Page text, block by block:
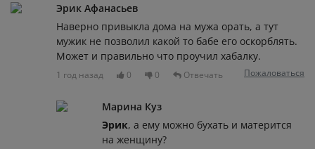
Эрик Афанасьев
Наверно привыкла дома на мужа орать, а тут
мужик не позволил какой то бабе его оскорблять.
Может и правильно что проучил хабалку.
1 год назад 0 0 Отвечать Пожаловаться
Марина Куз
Эрик, а ему можно бухать и матерится
на женщину?